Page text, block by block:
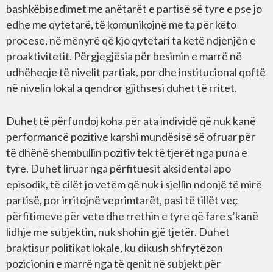
bashkëbisedimet me anëtarët e partisë së tyre e pse jo
edhe me qytetarë, të komunikojnë me ta për këto
procese, në mënyrë që kjo qytetari ta ketë ndjenjën e
proaktivitetit. Përgjegjësia për besimin e marrë në
udhëheqje të nivelit partiak, por dhe institucional qoftë
në nivelin lokal a qendror gjithsesi duhet të rritet.
Duhet të përfundoj koha për ata individë që nuk kanë
performancë pozitive karshi mundësisë së ofruar për
të dhënë shembullin pozitiv tek të tjerët nga puna e
tyre. Duhet liruar nga përfituesit aksidental apo
episodik, të cilët jo vetëm që nuk i sjellin ndonjë të mirë
partisë, por irritojnë veprimtarët, pasi të tillët veç
përfitimeve për vete dhe rrethin e tyre që fare s’kanë
lidhje me subjektin, nuk shohin gjë tjetër. Duhet
braktisur politikat lokale, ku dikush shfrytëzon
pozicionin e marrë nga të qenit në subjekt për